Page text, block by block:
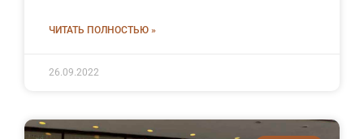
ЧИТАТЬ ПОЛНОСТЬЮ »
26.09.2022